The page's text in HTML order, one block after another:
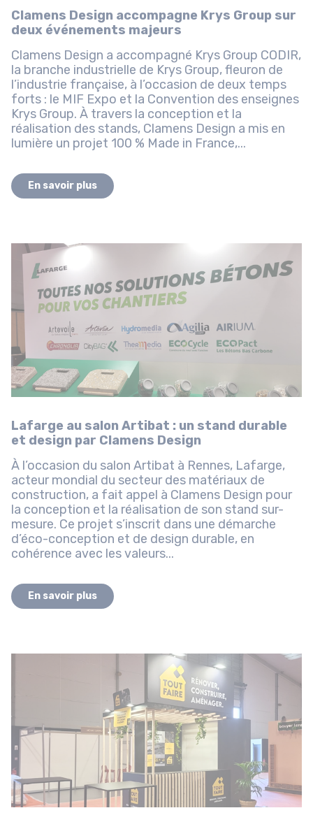
Clamens Design accompagne Krys Group sur
deux événements majeurs
Clamens Design a accompagné Krys Group CODIR,
la branche industrielle de Krys Group, fleuron de
l’industrie française, à l’occasion de deux temps
forts : le MIF Expo et la Convention des enseignes
Krys Group. À travers la conception et la
réalisation des stands, Clamens Design a mis en
lumière un projet 100 % Made in France,...
En savoir plus
Lafarge au salon Artibat : un stand durable
et design par Clamens Design
À l’occasion du salon Artibat à Rennes, Lafarge,
acteur mondial du secteur des matériaux de
construction, a fait appel à Clamens Design pour
la conception et la réalisation de son stand sur-
mesure. Ce projet s’inscrit dans une démarche
d’éco-conception et de design durable, en
cohérence avec les valeurs...
En savoir plus